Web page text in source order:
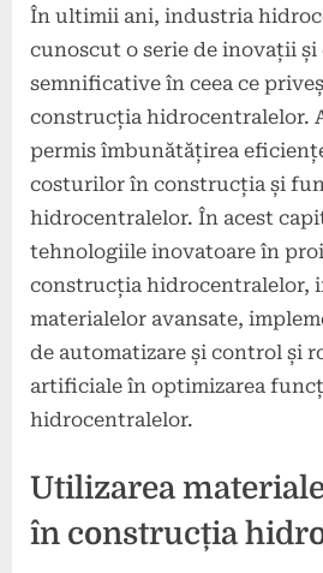
În ultimii ani, industria
cunoscut o serie de inovații
semnificative în ceea ce
construcția hidrocentralelor.
permis îmbunătățirea
costurilor în construcția și
hidrocentralelor. În acest
tehnologiile inovatoare în
construcția hidrocentralelor,
materialelor avansate,
de automatizare și control și
artificiale în optimizarea
hidrocentralelor.
Utilizarea
în construcția